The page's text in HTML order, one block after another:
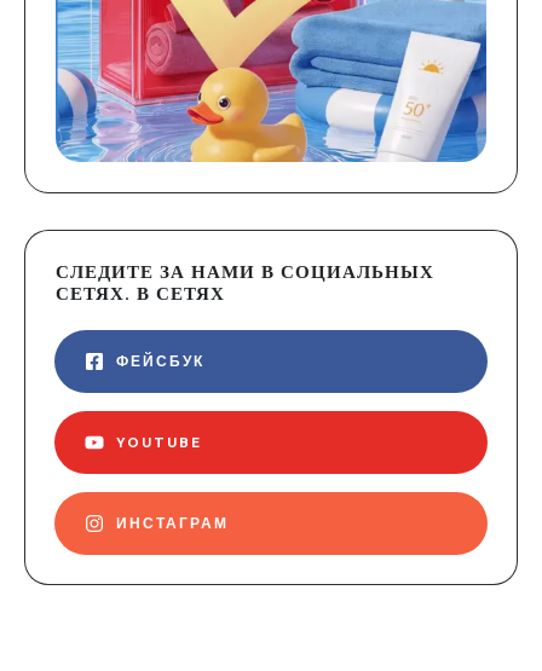
СЛЕДИТЕ ЗА НАМИ В СОЦИАЛЬНЫХ
СЕТЯХ. В СЕТЯХ
ФЕЙСБУК
YOUTUBE
ИНСТАГРАМ